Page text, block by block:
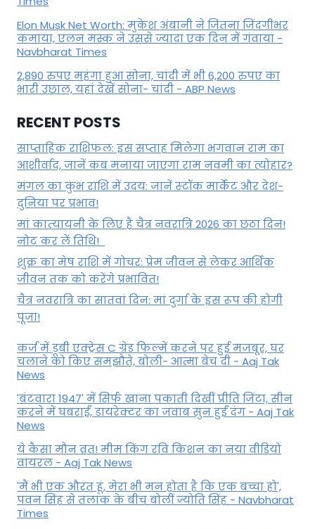
Elon Musk Net Worth: मुकेश अंबानी ने जितना जिंदगीभर
कमाया, एलन मस्क ने उससे ज्यादा एक दिन में गंवाया -
Navbharat Times
2,890 रुपए महंगा हुआ सोना, चांदी में भी 6,200 रुपए का
भारी उछाल, यहां देखें सोना- चांदी - ABP News
RECENT POSTS
साप्ताहिक राशिफल: इस सप्ताह मिलेगा भगवान राम का
आशीर्वाद, जानें कब मनाया जाएगा राम नवमी का त्योहार?
मंगल का कुंभ राशि में उदय: जानें स्‍टॉक मार्केट और देश-
दुनिया पर प्रभाव!
मां कात्‍यायनी के लिए है चैत्र नवरात्रि 2026 का छठा दिन!
नोट कर लें तिथि!
शुक्र का मेष राशि में गोचर: प्रेम जीवन से लेकर आर्थिक
जीवन तक को करेंगे प्रभावित!
चैत्र नवरात्रि का सातवां दिन: मां दुर्गा के इस रूप की होगी
पूजा!
कर्ज में डूबी एक्ट्रेस C ग्रेड फिल्में करने पर हुई मजबूर, घर
चलाने को किए समझौते, बोली- आत्मा बेच दी - Aaj Tak
News
'बंटवारा 1947' में सिर्फ खाना पकाती दिखीं प्रीति जिंटा, सीन
करने में घबराईं, डायरेक्टर का जवाब सुन हुईं दंग - Aaj Tak
News
ये कैसा मौन व्रत! मीम किंग रवि किशन का नया वीडियो
वायरल - Aaj Tak News
'मैं भी एक औरत हूं, मेरा भी मन होता है कि एक बच्चा हो',
पवन सिंह से तलाक के बीच बोलीं ज्योति सिंह - Navbharat
Times